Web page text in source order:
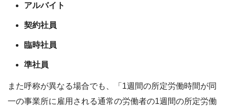
アルバイト
契約社員
臨時社員
準社員
また呼称が異なる場合でも、「1週間の所定労働時間が同
一の事業所に雇用される通常の労働者の1週間の所定労働